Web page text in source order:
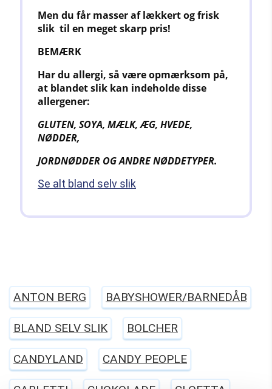
Men du får masser af lækkert og frisk
slik til en meget skarp pris!
BEMÆRK
Har du allergi, så være opmærksom på,
at blandet slik kan indeholde disse
allergener:
GLUTEN, SOYA, MÆLK, ÆG, HVEDE,
NØDDER,
JORDNØDDER OG ANDRENØDDETYPER.
Se alt bland selv slik
ANTON BERG BABYSHOWER/BARNEDÅB
BLAND SELV SLIK BOLCHER
CANDYLAND CANDY PEOPLE